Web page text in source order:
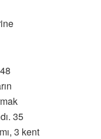
35
3 kent